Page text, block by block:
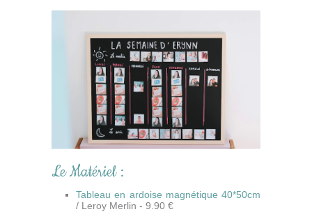
Le Matériel :
Tableau en ardoise magnétique 40*50cm
/ Leroy Merlin - 9.90 €